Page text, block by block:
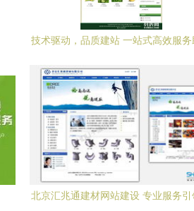
技术驱动，品质建站 一站式高效服务
北京汇兆通建材网站建设 专业服务引